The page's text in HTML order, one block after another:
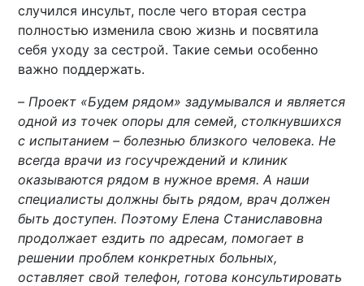
случился инсульт, после чего вторая сестра
полностью изменила свою жизнь и посвятила
себя уходу за сестрой. Такие семьи особенно
важно поддержать.
– Проект «Будем рядом» задумывался и является
одной из точек опоры для семей, столкнувшихся
с испытанием – болезнью близкого человека. Не
всегда врачи из госучреждений и клиник
оказываются рядом в нужное время. А наши
специалисты должны быть рядом, врач должен
быть доступен. Поэтому Елена Станиславовна
продолжает ездить по адресам, помогает в
решении проблем конкретных больных,
оставляет свой телефон, готова консультировать